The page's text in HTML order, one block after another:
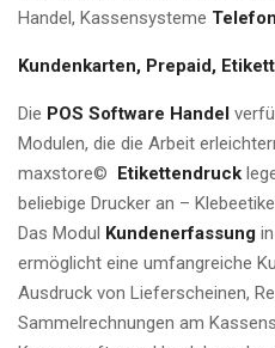
Handel, Kassensysteme
Kundenkarten, Prepaid,
Die POS Software Handel
Modulen, die die Arbeit
maxstore© Etikettendruck
beliebige Drucker an –
Das Modul Kundenerfassung
ermöglicht eine umfangreiche
Ausdruck von Lieferscheinen,
Sammelrechnungen am